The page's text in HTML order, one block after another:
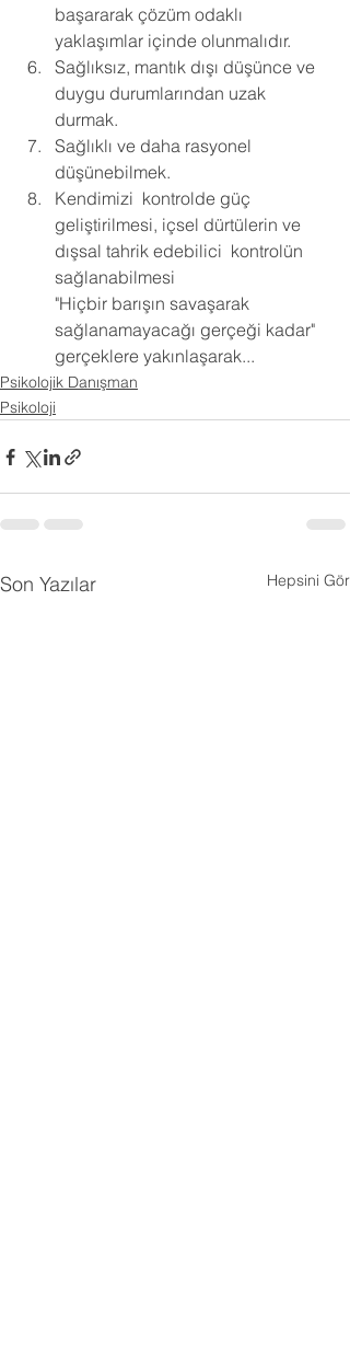
başararak çözüm odaklı
yaklaşımlar içinde olunmalıdır.
Sağlıksız, mantık dışı düşünce ve
duygu durumlarından uzak
durmak.
Sağlıklı ve daha rasyonel
düşünebilmek.
Kendimizi  kontrolde güç
geliştirilmesi, içsel dürtülerin ve
dışsal tahrik edebilici  kontrolün
sağlanabilmesi
"Hiçbir barışın savaşarak
sağlanamayacağı gerçeği kadar"
gerçeklere yakınlaşarak...
Psikolojik Danışman
Psikoloji
Son Yazılar Hepsini Gör